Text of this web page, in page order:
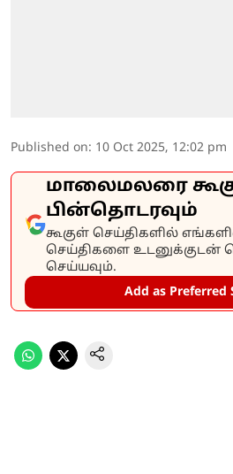
Published on: 10 Oct 2025, 12:02 pm
மாலைமலரை
பின்தொடரவும்
கூகுள் செய்திகளில்
செய்திகளை உடனுக்குடன்
செய்யவும்.
Add as Preferred